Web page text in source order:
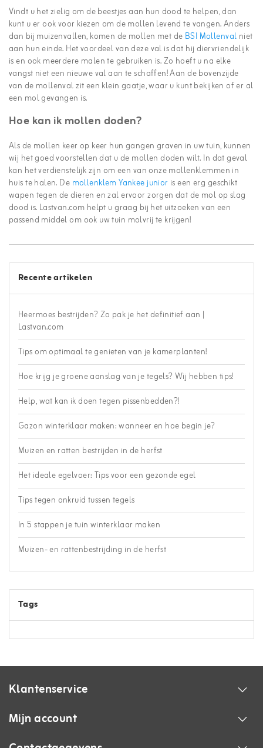
Vindt u het zielig om de beestjes aan hun dood te helpen, dan
kunt u er ook voor kiezen om de mollen levend te vangen. Anders
dan bij muizenvallen, komen de mollen met de BSI Mollenval niet
aan hun einde. Het voordeel van deze val is dat hij diervriendelijk
is en ook meerdere malen te gebruiken is. Zo hoeft u na elke
vangst niet een nieuwe val aan te schaffen! Aan de bovenzijde
van de mollenval zit een klein gaatje, waar u kunt bekijken of er al
een mol gevangen is.
Hoe kan ik mollen doden?
Als de mollen keer op keer hun gangen graven in uw tuin, kunnen
wij het goed voorstellen dat u de mollen doden wilt. In dat geval
kan het verdienstelijk zijn om een van onze mollenklemmen in
huis te halen. De mollenklem Yankee junior is een erg geschikt
wapen tegen de dieren en zal ervoor zorgen dat de mol op slag
dood is. Lastvan.com helpt u graag bij het uitzoeken van een
passend middel om ook uw tuin molvrij te krijgen!
Recente artikelen
Heermoes bestrijden? Zo pak je het definitief aan |
Lastvan.com
Tips om optimaal te genieten van je kamerplanten!
Hoe krijg je groene aanslag van je tegels? Wij hebben tips!
Help, wat kan ik doen tegen pissenbedden?!
Gazon winterklaar maken: wanneer en hoe begin je?
Muizen en ratten bestrijden in de herfst
Het ideale egelvoer: Tips voor een gezonde egel
Tips tegen onkruid tussen tegels
In 5 stappen je tuin winterklaar maken
Muizen- en rattenbestrijding in de herfst
Tags
Klantenservice
Mijn account